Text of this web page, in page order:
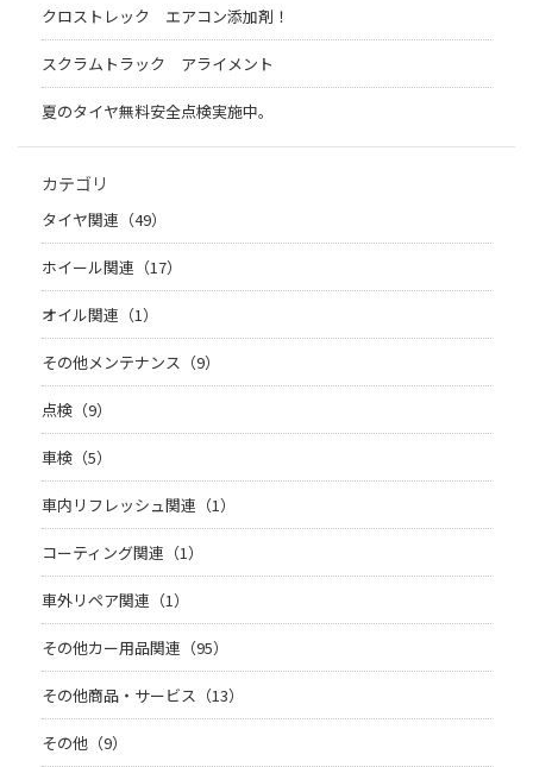
クロストレック エアコン添加剤！
スクラムトラック アライメント
夏のタイヤ無料安全点検実施中。
カテゴリ
タイヤ関連（49）
ホイール関連（17）
オイル関連（1）
その他メンテナンス（9）
点検（9）
車検（5）
車内リフレッシュ関連（1）
コーティング関連（1）
車外リペア関連（1）
その他カー用品関連（95）
その他商品・サービス（13）
その他（9）